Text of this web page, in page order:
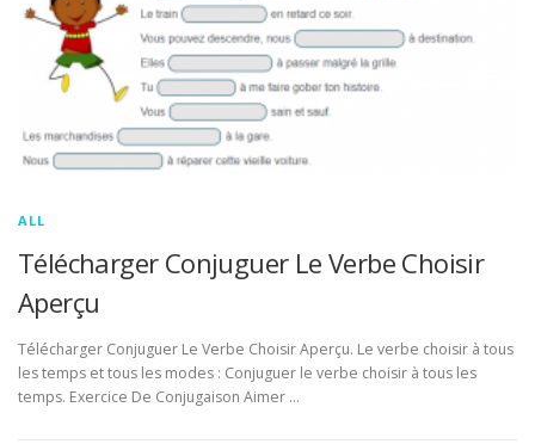
ALL
Télécharger Conjuguer Le Verbe Choisir
Aperçu
Télécharger Conjuguer Le Verbe Choisir Aperçu. Le verbe choisir à tous
les temps et tous les modes : Conjuguer le verbe choisir à tous les
temps. Exercice De Conjugaison Aimer …